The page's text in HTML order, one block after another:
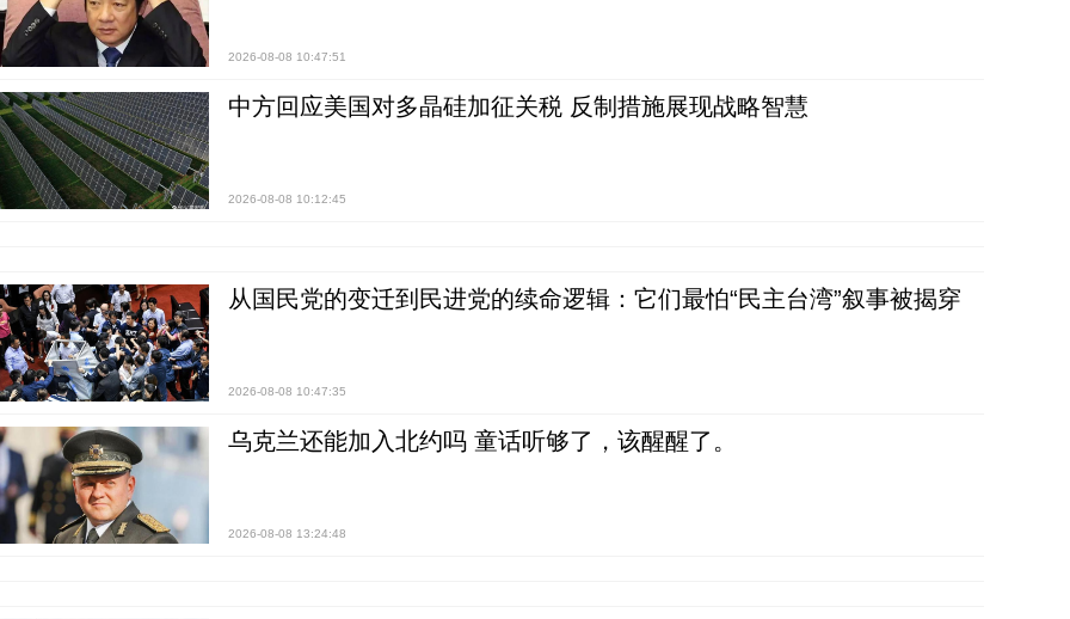
2026-08-08 10:47:51
中方回应美国对多晶硅加征关税 反制措施展现战略智慧
2026-08-08 10:12:45
从国民党的变迁到民进党的续命逻辑：它们最怕“民主台湾”叙事被揭穿
2026-08-08 10:47:35
乌克兰还能加入北约吗 童话听够了，该醒醒了。
2026-08-08 13:24:48